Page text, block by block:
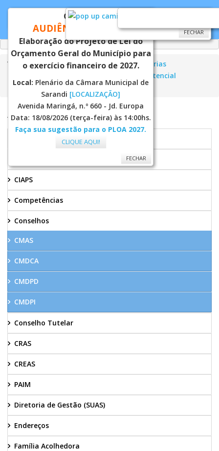
Você está aqui:Página Principal
Secretarias
Vigilância Socioassitencial
Boletins
ASSISTENCIA SOCIAL
CIAPS
Competências
Conselhos
CMAS
CMDCA
CMDPD
CMDPI
Conselho Tutelar
CRAS
CREAS
PAIM
Diretoria de Gestão (SUAS)
Endereços
Família Acolhedora
CONVITE
AUDIÊNCIA PÚBLICA
Elaboração do Projeto de Lei do
Orçamento Geral do Município para
o exercício financeiro de 2027.
Local: Plenário da Câmara Municipal de
Sarandi [LOCALIZAÇÃO]
Avenida Maringá, n.º 660 - Jd. Europa
Data: 18/08/2026 (terça-feira) às 14:00hs.
Faça sua sugestão para o PLOA 2027.
CLIQUE AQUI!
FECHAR
FECHAR